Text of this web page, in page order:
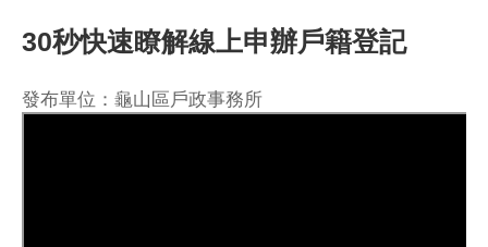
30秒快速瞭解線上申辦戶籍登記
發布單位：龜山區戶政事務所